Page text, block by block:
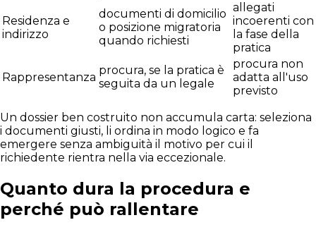
Residenza e
indirizzo
documenti di domicilio
o posizione migratoria
quando richiesti
allegati
incoerenti con
la fase della
pratica
Rappresentanza
procura, se la pratica è
seguita da un legale
procura non
adatta all'uso
previsto
Un dossier ben costruito non accumula carta: seleziona
i documenti giusti, li ordina in modo logico e fa
emergere senza ambiguità il motivo per cui il
richiedente rientra nella via eccezionale.
Quanto dura la procedura e
perché può rallentare